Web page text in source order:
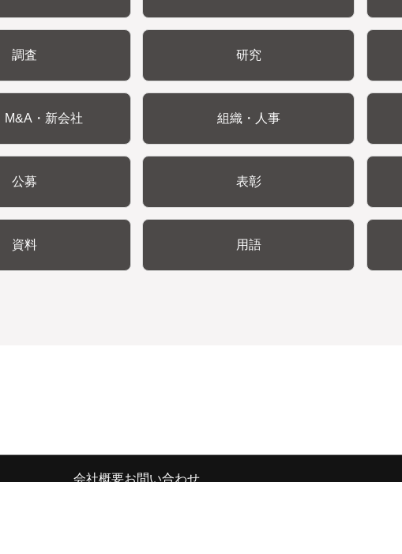
調査 研究
M&A・新会社 組織・人事
公募 表彰
資料 用語
会社概要お問い合わせ